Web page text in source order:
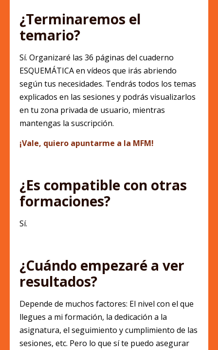
¿Terminaremos el
temario?
Sí. Organizaré las 36 páginas del cuaderno
ESQUEMÁTICA en vídeos que irás abriendo
según tus necesidades. Tendrás todos los temas
explicados en las sesiones y podrás visualizarlos
en tu zona privada de usuario, mientras
mantengas la suscripción.
¡Vale, quiero apuntarme a la MFM!
¿Es compatible con otras
formaciones?
Sí.
¿Cuándo empezaré a ver
resultados?
Depende de muchos factores: El nivel con el que
llegues a mi formación, la dedicación a la
asignatura, el seguimiento y cumplimiento de las
sesiones, etc. Pero lo que sí te puedo asegurar